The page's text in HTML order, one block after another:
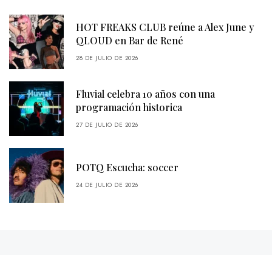
HOT FREAKS CLUB reúne a Alex June y
QLOUD en Bar de René
28 DE JULIO DE 2026
Fluvial celebra 10 años con una
programación historica
27 DE JULIO DE 2026
POTQ Escucha: soccer
24 DE JULIO DE 2026